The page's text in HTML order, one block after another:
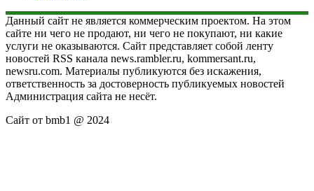
Данный сайт не является коммерческим проектом. На этом
сайте ни чего не продают, ни чего не покупают, ни какие
услуги не оказываются. Сайт представляет собой ленту
новостей RSS канала news.rambler.ru, kommersant.ru,
newsru.com. Материалы публикуются без искажения,
ответственность за достоверность публикуемых новостей
Администрация сайта не несёт.
Сайт от bmb1 @ 2024